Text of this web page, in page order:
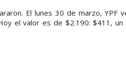
El lunes 30 de marzo,
el valor es de $2.190: $411,